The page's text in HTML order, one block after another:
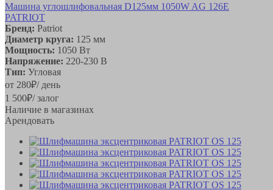
Машина углошлифовальная D125мм 1050W AG 126Е
PATRIOT
Бренд: Patriot
Диаметр круга: 125 мм
Мощность: 1050 Вт
Напряжение: 220-230 В
Тип: Угловая
от 280₽/ день
1 500₽/ залог
Наличие в магазинах
Арендовать